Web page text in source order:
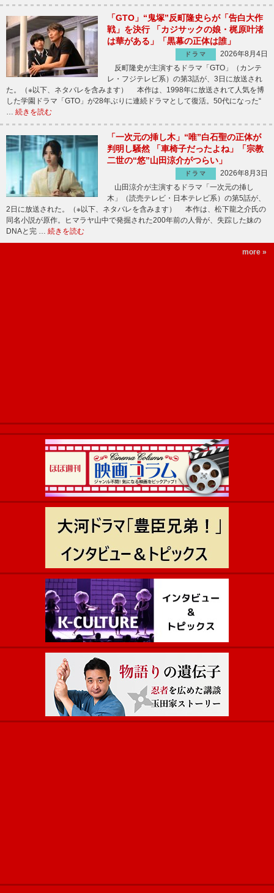
「GTO」“鬼塚”反町隆史らが「告白大作
戦」を決行 「カジサックの娘・梶原叶渚
は華がある」「黒幕の正体は誰」
ドラマ
2026年8月4日
反町隆史が主演するドラマ「GTO」（カンテ
レ・フジテレビ系）の第3話が、3日に放送され
た。（※以下、ネタバレを含みます） 本作は、1998年に放送されて人気を博
した学園ドラマ「GTO」が28年ぶりに連続ドラマとして復活。50代になった“
… 続きを読む
「一次元の挿し木」“唯”白石聖の正体が
判明し騒然 「車椅子だったよね」「宗教
二世の“悠”山田涼介がつらい」
ドラマ
2026年8月3日
山田涼介が主演するドラマ「一次元の挿し
木」（読売テレビ・日本テレビ系）の第5話が、
2日に放送された。（※以下、ネタバレを含みます） 本作は、松下龍之介氏の
同名小説が原作。ヒマラヤ山中で発掘された200年前の人骨が、失踪した妹の
DNAと完 … 続きを読む
more »